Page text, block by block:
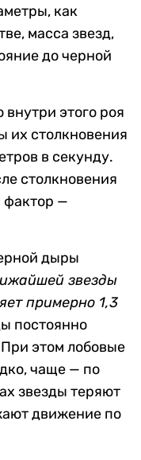
как
масса звезд,
до черной
этого роя
их столкновения
в секунду.
столкновения
фактор —
дыры
звезды
примерно 1,3
постоянно
этом лобовые
чаще — по
звезды теряют
движение по